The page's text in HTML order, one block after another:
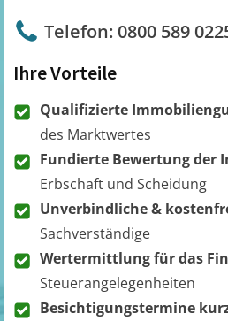
Telefon: 0800 589
Ihre Vorteile
Qualifizierte
des Marktwertes
Fundierte Bewertung der
Erbschaft und Scheidung
Unverbindliche &
Sachverständige
Wertermittlung für das
Steuerangelegenheiten
Besichtigungstermine